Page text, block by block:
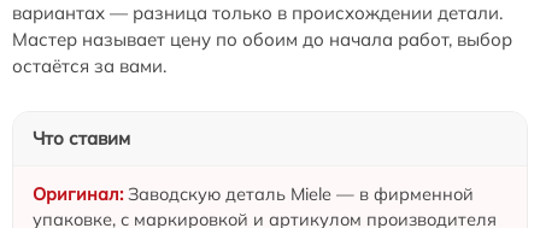
вариантах — разница только в происхождении детали.
Мастер называет цену по обоим до начала работ, выбор
остаётся за вами.
Что ставим
Заводскую деталь Miele — в фирменной
упаковке, с маркировкой и артикулом производителя